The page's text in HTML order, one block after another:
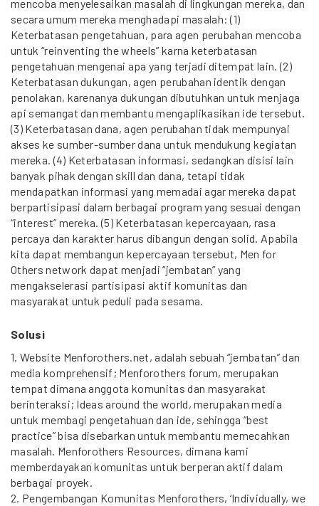
mencoba menyelesaikan masalah di lingkungan mereka, dan
secara umum mereka menghadapi masalah: (1)
Keterbatasan pengetahuan, para agen perubahan mencoba
untuk “reinventing the wheels” karna keterbatasan
pengetahuan mengenai apa yang terjadi ditempat lain. (2)
Keterbatasan dukungan, agen perubahan identik dengan
penolakan, karenanya dukungan dibutuhkan untuk menjaga
api semangat dan membantu mengaplikasikan ide tersebut.
(3) Keterbatasan dana, agen perubahan tidak mempunyai
akses ke sumber-sumber dana untuk mendukung kegiatan
mereka. (4) Keterbatasan informasi, sedangkan disisi lain
banyak pihak dengan skill dan dana, tetapi tidak
mendapatkan informasi yang memadai agar mereka dapat
berpartisipasi dalam berbagai program yang sesuai dengan
“interest” mereka. (5) Keterbatasan kepercayaan, rasa
percaya dan karakter harus dibangun dengan solid. Apabila
kita dapat membangun kepercayaan tersebut, Men for
Others network dapat menjadi “jembatan” yang
mengakselerasi partisipasi aktif komunitas dan
masyarakat untuk peduli pada sesama.
Solusi
1. Website Menforothers.net, adalah sebuah “jembatan” dan
media komprehensif; Menforothers forum, merupakan
tempat dimana anggota komunitas dan masyarakat
berinteraksi; Ideas around the world, merupakan media
untuk membagi pengetahuan dan ide, sehingga “best
practice” bisa disebarkan untuk membantu memecahkan
masalah. Menforothers Resources, dimana kami
memberdayakan komunitas untuk berperan aktif dalam
berbagai proyek.
2. Pengembangan Komunitas Menforothers, ‘Individually, we